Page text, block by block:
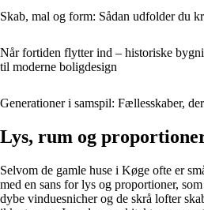
Skab, mal og form: Sådan udfolder du
Når fortiden flytter ind – historiske
til moderne boligdesign
Generationer i samspil: Fællesskaber,
Lys, rum og
Selvom de gamle huse i Køge ofte er
med en sans for lys og proportioner,
dybe vinduesnicher og de skrå lofter